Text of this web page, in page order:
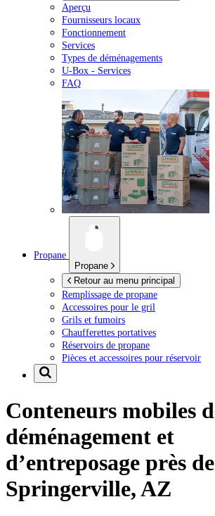
Aperçu
Fournisseurs locaux
Fonctionnement
Services
Types de déménagements
U-Box - Services
FAQ
Propane
Propane
Retour au menu principal
Remplissage de propane
Accessoires pour le gril
Grils et fumoirs
Chaufferettes portatives
Réservoirs de propane
Pièces et accessoires pour réservoir
Conteneurs mobiles
déménagement et
d’entreposage près de
Springerville, AZ